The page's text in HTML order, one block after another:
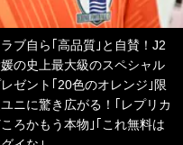
ブ自ら｢高品質｣と自賛！J2
の史上最大級のスペシャル
ゼント｢20色のオレンジ｣限
ニに驚き広がる！｢レプリカ
ころかもう本物｣｢これ無料は